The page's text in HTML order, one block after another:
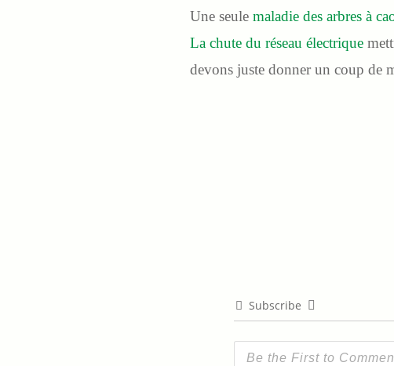
Une seule maladie des arbres à
La chute du réseau électrique
devons juste donner un coup de
Subscribe